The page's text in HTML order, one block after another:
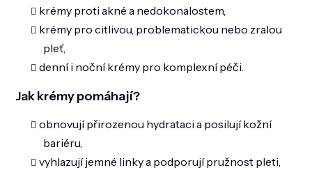
krémy proti akné a nedokonalostem,
krémy pro citlivou, problematickou nebo zralou
pleť,
denní i noční krémy pro komplexní péči.
Jak krémy pomáhají?
obnovují přirozenou hydrataci a posilují kožní
bariéru,
vyhlazují jemné linky a podporují pružnost pleti,